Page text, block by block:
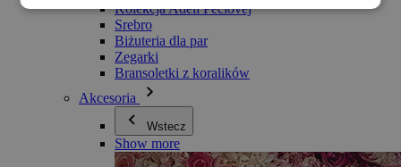
Kolekcja Adéli Pečlovej
Srebro
Biżuteria dla par
Zegarki
Bransoletki z koralików
Akcesoria
Wstecz
Show more